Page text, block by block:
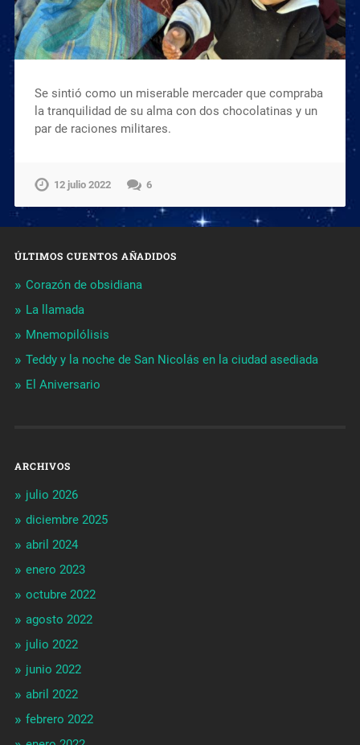
Se sintió como un miserable mercader que compraba
la tranquilidad de su alma con dos chocolatinas y un
par de raciones militares.
12 julio 2022 6
ÚLTIMOS CUENTOS AÑADIDOS
Corazón de obsidiana
La llamada
Mnemopilólisis
Teddy y la noche de San Nicolás en la ciudad asediada
El Aniversario
ARCHIVOS
julio 2026
diciembre 2025
abril 2024
enero 2023
octubre 2022
agosto 2022
julio 2022
junio 2022
abril 2022
febrero 2022